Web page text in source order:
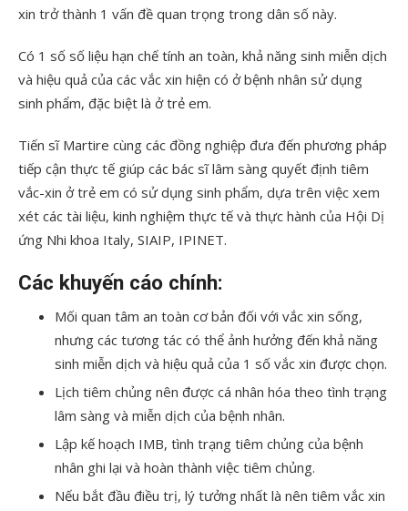
xin trở thành 1 vấn đề quan trọng trong dân số này.
Có 1 số số liệu hạn chế tính an toàn, khả năng sinh miễn dịch
và hiệu quả của các vắc xin hiện có ở bệnh nhân sử dụng
sinh phẩm, đặc biệt là ở trẻ em.
Tiến sĩ Martire cùng các đồng nghiệp đưa đến phương pháp
tiếp cận thực tế giúp các bác sĩ lâm sàng quyết định tiêm
vắc-xin ở trẻ em có sử dụng sinh phẩm, dựa trên việc xem
xét các tài liệu, kinh nghiệm thực tế và thực hành của Hội Dị
ứng Nhi khoa Italy, SIAIP, IPINET.
Các khuyến cáo chính:
Mối quan tâm an toàn cơ bản đối với vắc xin sống,
nhưng các tương tác có thể ảnh hưởng đến khả năng
sinh miễn dịch và hiệu quả của 1 số vắc xin được chọn.
Lịch tiêm chủng nên được cá nhân hóa theo tình trạng
lâm sàng và miễn dịch của bệnh nhân.
Lập kế hoạch IMB, tình trạng tiêm chủng của bệnh
nhân ghi lại và hoàn thành việc tiêm chủng.
Nếu bắt đầu điều trị, lý tưởng nhất là nên tiêm vắc xin